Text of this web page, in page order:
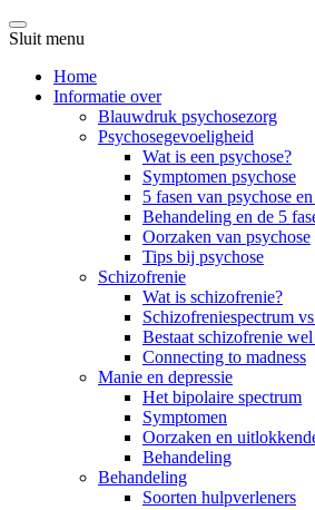
Sluit menu
Home
Informatie over
Blauwdruk psychosezorg
Psychosegevoeligheid
Wat is een psychose?
Symptomen psychose
5 fasen van psychose
Behandeling en de 5
Oorzaken van psychose
Tips bij psychose
Schizofrenie
Wat is schizofrenie?
Schizofreniespectrum
Bestaat schizofrenie
Connecting to madness
Manie en depressie
Het bipolaire spectrum
Symptomen
Oorzaken en
Behandeling
Behandeling
Soorten hulpverleners